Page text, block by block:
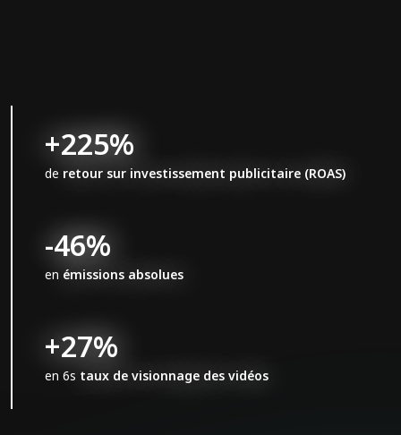
+225%
de retour sur investissement publicitaire (ROAS)
-46%
en émissions absolues
+27%
en 6s taux de visionnage des vidéos